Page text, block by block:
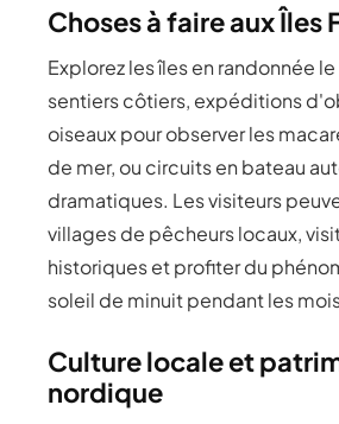
Choses à faire aux Îles
Explorez les îles en randonnée
sentiers côtiers, expéditions
oiseaux pour observer les
de mer, ou circuits en bateau
dramatiques. Les visiteurs
villages de pêcheurs locaux,
historiques et profiter du
soleil de minuit pendant les
Culture locale et
nordique